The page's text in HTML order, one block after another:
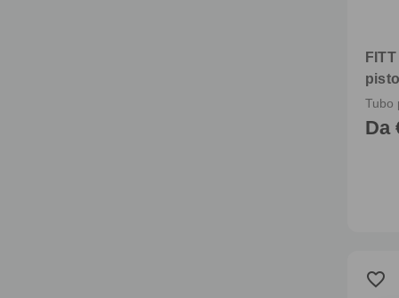
Da
favorite_border